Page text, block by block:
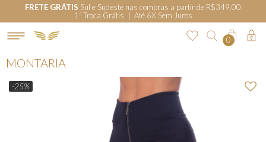
FRETE GRÁTIS Sul e Sudeste nas compras a partir de R$349,00
1ª Troca Grátis | Até 6X Sem Juros
0
MONTARIA
-25%